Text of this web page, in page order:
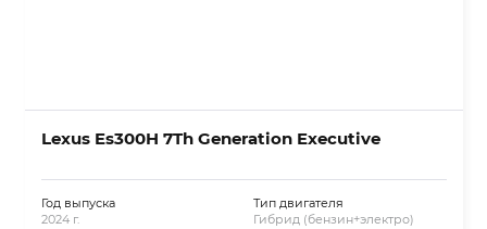
Lexus Es300H 7Th Generation Executive
Год выпуска
2024 г.
Тип двигателя
Гибрид (бензин+электро)